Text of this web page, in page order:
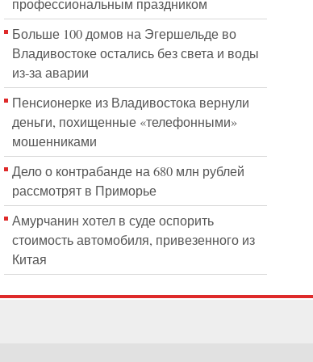
профессиональным праздником
Больше 100 домов на Эгершельде во
Владивостоке остались без света и воды
из-за аварии
Пенсионерке из Владивостока вернули
деньги, похищенные «телефонными»
мошенниками
Дело о контрабанде на 680 млн рублей
рассмотрят в Приморье
Амурчанин хотел в суде оспорить
стоимость автомобиля, привезенного из
Китая